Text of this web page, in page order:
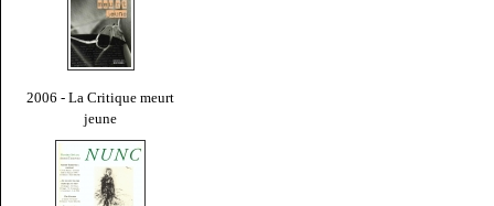
2006 - La Critique meurt
jeune